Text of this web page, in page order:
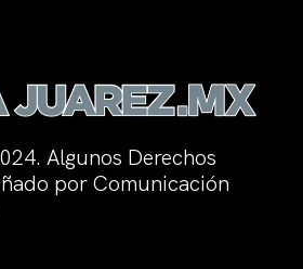
Algunos Derechos
por Comunicación